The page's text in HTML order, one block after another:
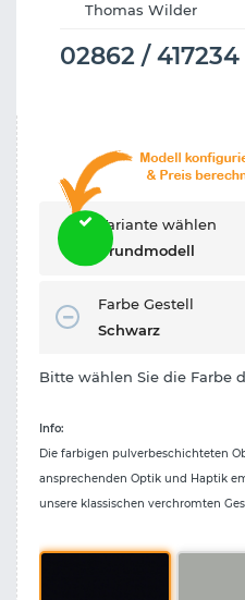
Thomas Wilder
02862 / 417234
Variante wählen
Grundmodell
Farbe Gestell
Schwarz
Bitte wählen Sie die Farbe
Info:
Die farbigen pulverbeschichteten
ansprechenden Optik und Haptik
unsere klassischen verchromten